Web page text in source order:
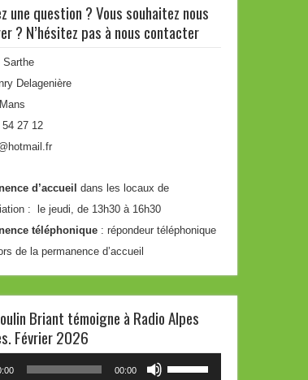
une question ? Vous souhaitez nous
? N’hésitez pas à nous contacter
Sarthe
Delagenière
27 12
d’accueil
dans les locaux de
: le jeudi, de 13h30 à 16h30
téléphonique : répondeur téléphonique
de la permanence d’accueil
Briant témoigne à Radio Alpes
Février 2026
00:00